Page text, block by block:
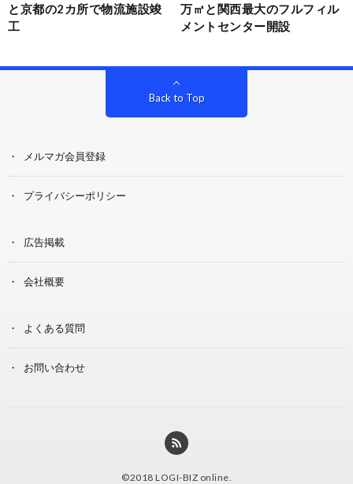
と京都の2カ所で物流施設竣
工
万㎡と関西最大のフルフィル
メントセンター開設
Back to Top
メルマガ会員登録
プライバシーポリシー
広告掲載
会社概要
よくある質問
お問い合わせ
©2018 LOGI-BIZ online